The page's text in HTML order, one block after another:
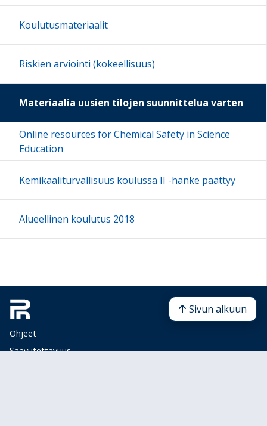
Koulutusmateriaalit
Riskien arviointi (kokeellisuus)
Materiaalia uusien tilojen suunnittelua varten
Online resources for Chemical Safety in Science
Education
Kemikaaliturvallisuus koulussa II -hanke päättyy
Alueellinen koulutus 2018
Ohjeet
Saavutettavuus
Sivun alkuun